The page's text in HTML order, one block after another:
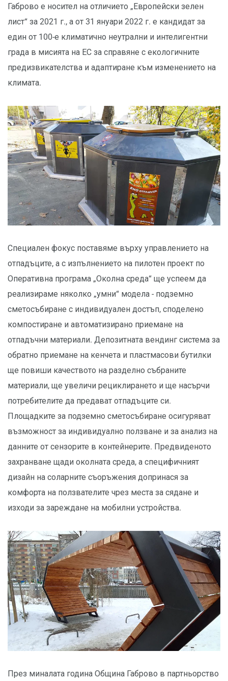
Габрово е носител на отличието „Европейски зелен
лист“ за 2021 г., а от 31 януари 2022 г. е кандидат за
един от 100-е климатично неутрални и интелигентни
града в мисията на ЕС за справяне с екологичните
предизвикателства и адаптиране към изменението на
климата.
Специален фокус поставяме върху управлението на
отпадъците, а с изпълнението на пилотен проект по
Оперативна програма „Околна среда“ ще успеем да
реализираме няколко „умни“ модела - подземно
сметосъбиране с индивидуален достъп, споделено
компостиране и автоматизирано приемане на
отпадъчни материали. Депозитната вендинг система за
обратно приемане на кенчета и пластмасови бутилки
ще повиши качеството на разделно събраните
материали, ще увеличи рециклирането и ще насърчи
потребителите да предават отпадъците си.
Площадките за подземно сметосъбиране осигуряват
възможност за индивидуално ползване и за анализ на
данните от сензорите в контейнерите. Предвиденото
захранване щади околната среда, а специфичният
дизайн на соларните съоръжения допринася за
комфорта на ползвателите чрез места за сядане и
изходи за зареждане на мобилни устройства.
През миналата година Община Габрово в партньорство